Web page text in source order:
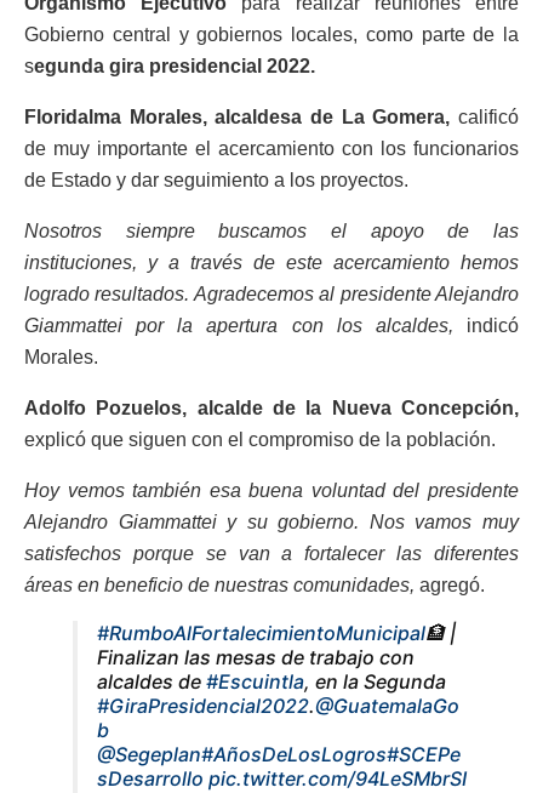
Gobierno central y gobiernos locales, como parte de la
segunda gira presidencial 2022.
Floridalma Morales, alcaldesa de La Gomera, calificó
de muy importante el acercamiento con los funcionarios
de Estado y dar seguimiento a los proyectos.
Nosotros siempre buscamos el apoyo de las
instituciones, y a través de este acercamiento hemos
logrado resultados. Agradecemos al presidente Alejandro
Giammattei por la apertura con los alcaldes, indicó
Morales.
Adolfo Pozuelos, alcalde de la Nueva Concepción,
explicó que siguen con el compromiso de la población.
Hoy vemos también esa buena voluntad del presidente
Alejandro Giammattei y su gobierno. Nos vamos muy
satisfechos porque se van a fortalecer las diferentes
áreas en beneficio de nuestras comunidades, agregó.
#RumboAlFortalecimientoMunicipal🏦 |
Finalizan las mesas de trabajo con
alcaldes de #Escuintla, en la Segunda
#GiraPresidencial2022.@GuatemalaGo
b
@Segeplan#AñosDeLosLogros#SCEPe
sDesarrollo pic.twitter.com/94LeSMbrSI